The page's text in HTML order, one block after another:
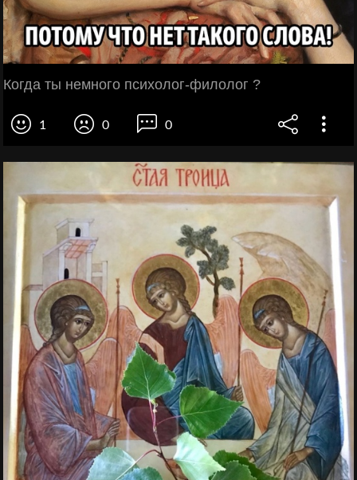
Когда ты немного психолог-филолог ?
1 0 0